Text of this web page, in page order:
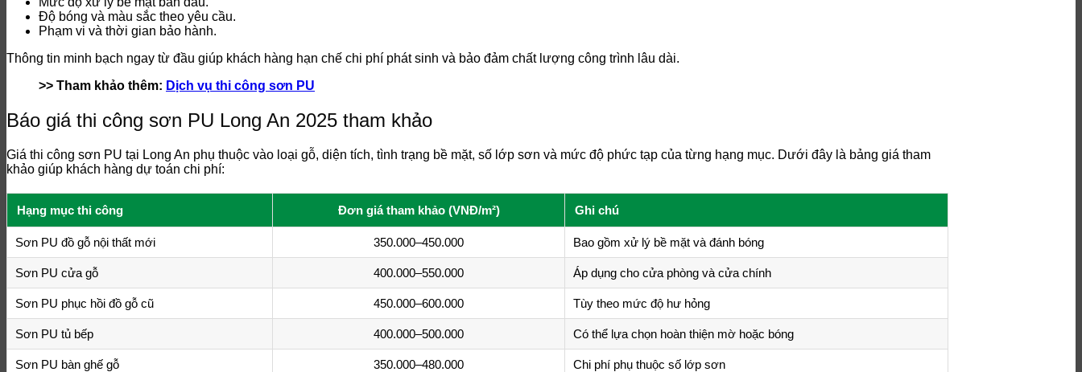
Độ bóng và màu sắc theo yêu cầu.
Phạm vi và thời gian bảo hành.
Thông tin minh bạch ngay từ đầu giúp khách hàng hạn chế chi phí phát sinh và bảo đảm chất lượng công trình lâu dài.
>> Tham khảo thêm: Dịch vụ thi công sơn PU
Báo giá thi công sơn PU Long An 2025 tham khảo
Giá thi công sơn PU tại Long An phụ thuộc vào loại gỗ, diện tích, tình trạng bề mặt, số lớp sơn và mức độ phức tạp của từng hạng mục. Dưới đây là bảng giá tham
khảo giúp khách hàng dự toán chi phí:
Hạng mục thi công Đơn giá tham khảo (VNĐ/m²) Ghi chú
Sơn PU đồ gỗ nội thất mới 350.000–450.000 Bao gồm xử lý bề mặt và đánh bóng
Sơn PU cửa gỗ 400.000–550.000 Áp dụng cho cửa phòng và cửa chính
Sơn PU phục hồi đồ gỗ cũ 450.000–600.000 Tùy theo mức độ hư hỏng
Sơn PU tủ bếp 400.000–500.000 Có thể lựa chọn hoàn thiện mờ hoặc bóng
Sơn PU bàn ghế gỗ 350.000–480.000 Chi phí phụ thuộc số lớp sơn